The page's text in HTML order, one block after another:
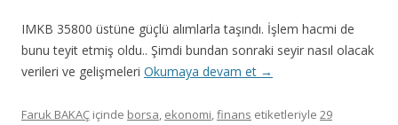
IMKB 35800 üstüne güçlü alımlarla taşındı. İşlem hacmi de
bunu teyit etmiş oldu.. Şimdi bundan sonraki seyir nasıl olacak
verileri ve gelişmeleri Okumaya devam et →
Faruk BAKAÇ içinde borsa, ekonomi,finans etiketleriyle 29